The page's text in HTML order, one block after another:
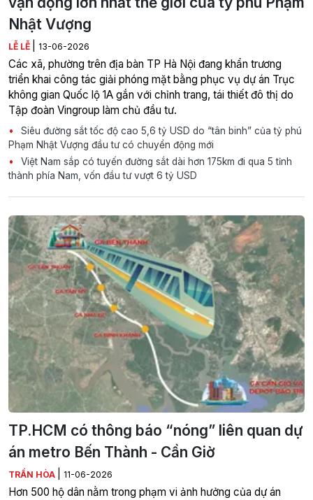
Nhật Vượng
LỄ LỄ 13-06-2026
Các xã, phường trên địa bàn TP Hà Nội đang khẩn trương
triển khai công tác giải phóng mặt bằng phục vụ dự án Trục
không gian Quốc lộ 1A gắn với chỉnh trang, tái thiết đô thị do
Tập đoàn Vingroup làm chủ đầu tư.
Siêu đường sắt tốc độ cao 5,6 tỷ USD do “tân binh” của tỷ phú
Phạm Nhật Vượng đầu tư có chuyển động mới
Việt Nam sắp có tuyến đường sắt dài hơn 175km đi qua 5 tỉnh
thành phía Nam, vốn đầu tư vượt 6 tỷ USD
TP.HCM có thông báo “nóng” liên quan dự
án metro Bến Thành - Cần Giờ
TRẦN HÒA 11-06-2026
Hơn 500 hộ dân nằm trong phạm vi ảnh hưởng của dự án